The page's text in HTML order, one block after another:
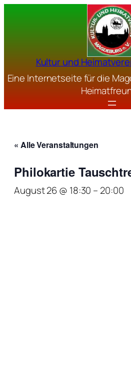
Kultur und
Eine Internetseite für die
« Alle Veranstaltungen
Philokartie
August 26 @ 18:30 – 20:00